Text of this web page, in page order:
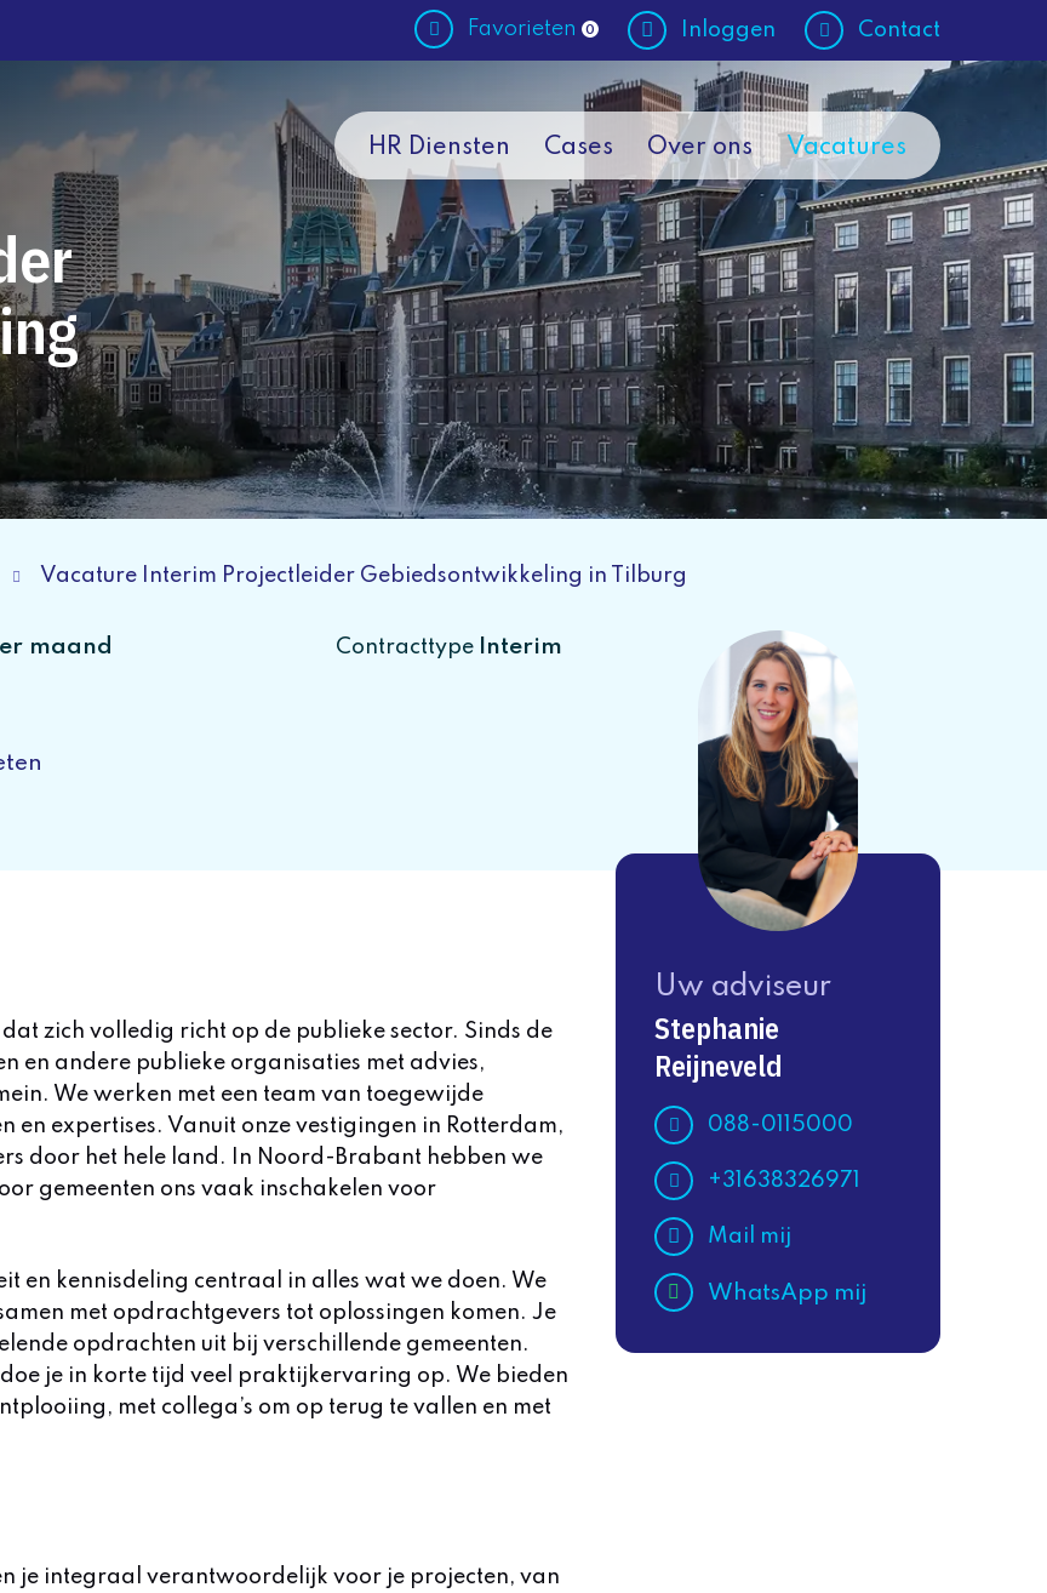
Favorieten 0 Inloggen Contact
HR Diensten Cases Over ons Vacatures
Vacature Interim Projectleider Gebiedsontwikkeling in Tilburg
maand Contracttype Interim
zich volledig richt op de publieke sector. Sinds de
en andere publieke organisaties met advies,
We werken met een team van toegewijde
en expertises. Vanuit onze vestigingen in Rotterdam,
door het hele land. In Noord-Brabant hebben we
gemeenten ons vaak inschakelen voor
en kennisdeling centraal in alles wat we doen. We
met opdrachtgevers tot oplossingen komen. Je
opdrachten uit bij verschillende gemeenten.
je in korte tijd veel praktijkervaring op. We bieden
met collega’s om op terug te vallen en met
je integraal verantwoordelijk voor je projecten, van
Uw adviseur
Stephanie
Reijneveld
088-0115000
+31638326971
Mail mij
WhatsApp mij